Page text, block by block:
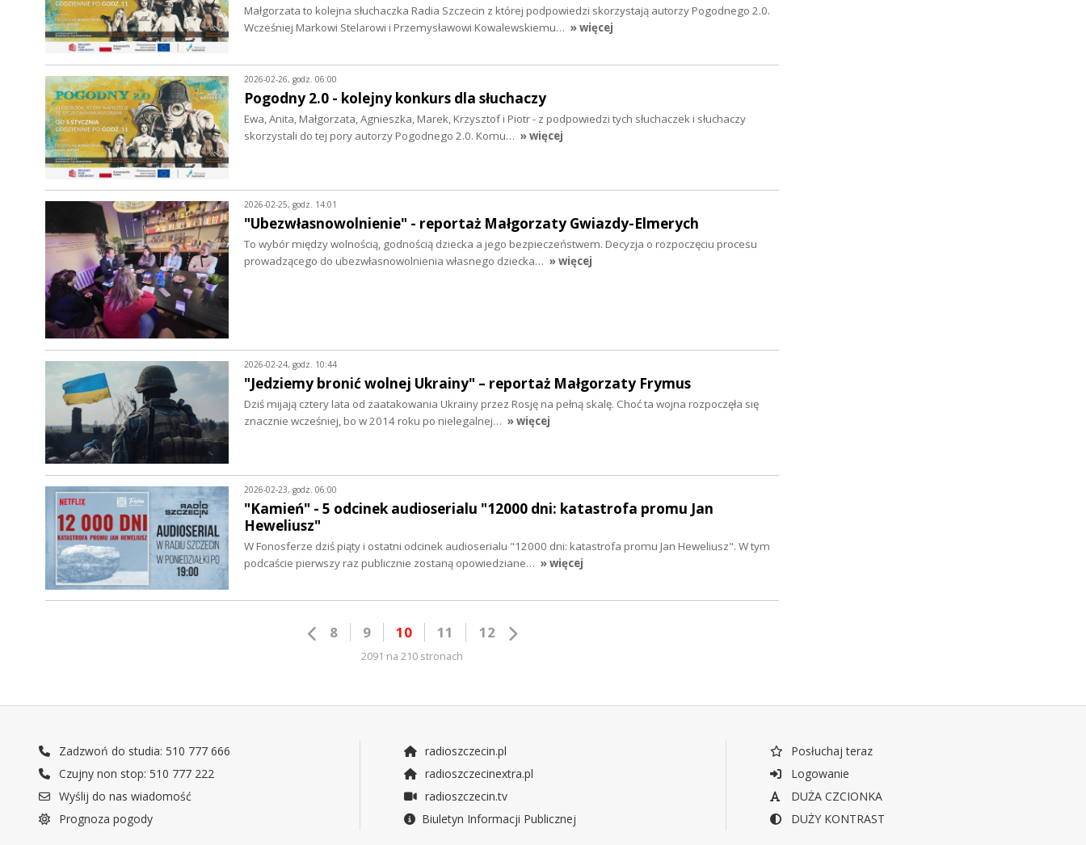
Małgorzata to kolejna słuchaczka Radia Szczecin z której podpowiedzi skorzystają autorzy Pogodnego 2.0.
Wcześniej Markowi Stelarowi i Przemysławowi Kowalewskiemu… » więcej
2026-02-26, godz. 06:00
Pogodny 2.0 - kolejny konkurs dla słuchaczy
Ewa, Anita, Małgorzata, Agnieszka, Marek, Krzysztof i Piotr - z podpowiedzi tych słuchaczek i słuchaczy
skorzystali do tej pory autorzy Pogodnego 2.0. Komu… » więcej
2026-02-25, godz. 14:01
"Ubezwłasnowolnienie" - reportaż Małgorzaty Gwiazdy-Elmerych
To wybór między wolnością, godnością dziecka a jego bezpieczeństwem. Decyzja o rozpoczęciu procesu
prowadzącego do ubezwłasnowolnienia własnego dziecka… » więcej
2026-02-24, godz. 10:44
"Jedziemy bronić wolnej Ukrainy" – reportaż Małgorzaty Frymus
Dziś mijają cztery lata od zaatakowania Ukrainy przez Rosję na pełną skalę. Choć ta wojna rozpoczęła się
znacznie wcześniej, bo w 2014 roku po nielegalnej… » więcej
2026-02-23, godz. 06:00
"Kamień" - 5 odcinek audioserialu "12000 dni: katastrofa promu Jan
Heweliusz"
W Fonosferze dziś piąty i ostatni odcinek audioserialu "12000 dni: katastrofa promu Jan Heweliusz". W tym
podcaście pierwszy raz publicznie zostaną opowiedziane… » więcej
8 9 10 11 12
2091 na 210 stronach
Zadzwoń do studia: 510 777 666
Czujny non stop: 510 777 222
Wyślij do nas wiadomość
Prognoza pogody
radioszczecin.pl
radioszczecinextra.pl
radioszczecin.tv
Biuletyn Informacji Publicznej
Posłuchaj teraz
Logowanie
DUŻA CZCIONKA
DUŻY KONTRAST